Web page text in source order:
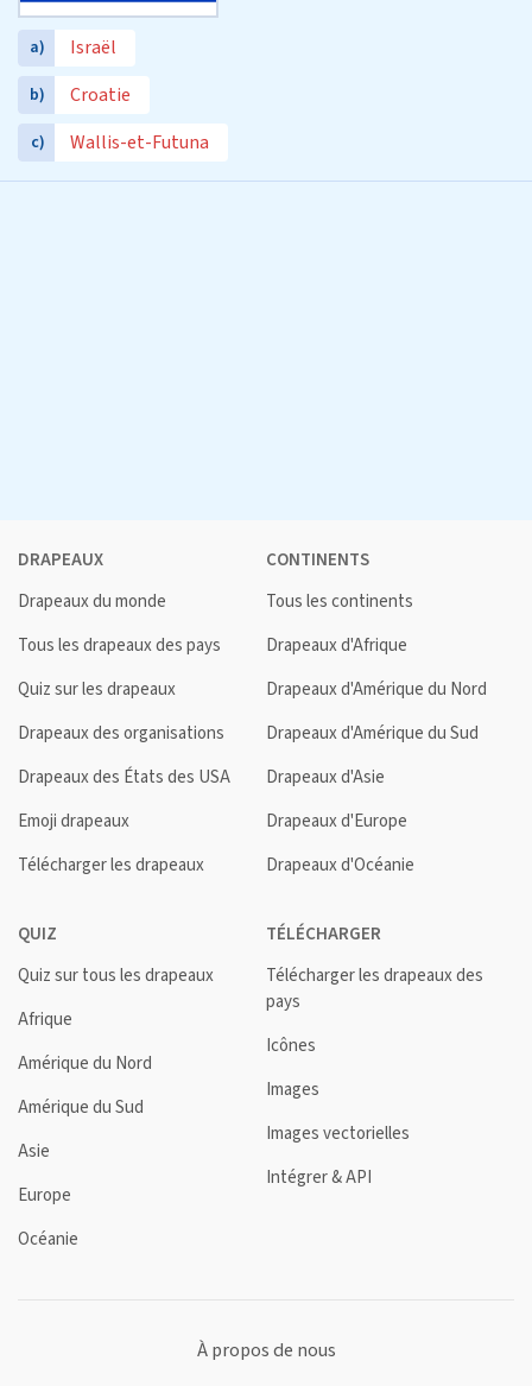
a) Israël
b) Croatie
c) Wallis-et-Futuna
DRAPEAUX
Drapeaux du monde
Tous les drapeaux des pays
Quiz sur les drapeaux
Drapeaux des organisations
Drapeaux des États des USA
Emoji drapeaux
Télécharger les drapeaux
CONTINENTS
Tous les continents
Drapeaux d'Afrique
Drapeaux d'Amérique du Nord
Drapeaux d'Amérique du Sud
Drapeaux d'Asie
Drapeaux d'Europe
Drapeaux d'Océanie
QUIZ
Quiz sur tous les drapeaux
Afrique
Amérique du Nord
Amérique du Sud
Asie
Europe
Océanie
TÉLÉCHARGER
Télécharger les drapeaux des
pays
Icônes
Images
Images vectorielles
Intégrer & API
À propos de nous